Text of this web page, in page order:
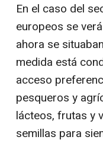
En el caso del
europeos se
ahora se
medida está
acceso
pesqueros y
lácteos, frutas y
semillas para